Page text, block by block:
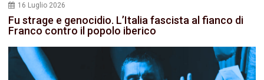
16 Luglio 2026
Fu strage e genocidio. L’Italia fascista al fianco di
Franco contro il popolo iberico